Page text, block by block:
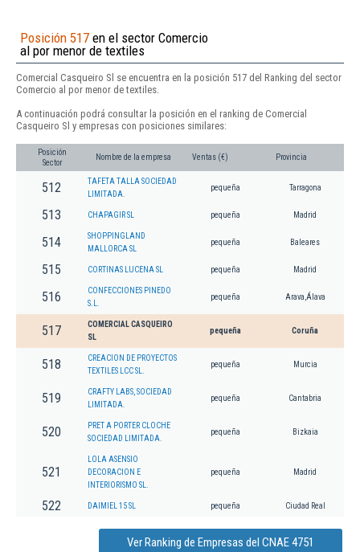
Posición 517 en el sector Comercio
al por menor de textiles
Comercial Casqueiro Sl se encuentra en la posición 517 del Ranking del sector
Comercio al por menor de textiles.
A continuación podrá consultar la posición en el ranking de Comercial
Casqueiro Sl y empresas con posiciones similares:
Posición
Sector
Nombre de la empresa Ventas (€) Provincia
512
TAFETA TALLA SOCIEDAD
LIMITADA.
pequeña Tarragona
513 CHAPAGIR SL pequeña Madrid
514
SHOPPINGLAND
MALLORCA SL
pequeña Baleares
515 CORTINAS LUCENA SL pequeña Madrid
516
CONFECCIONES PINEDO
S.L.
pequeña Arava,Álava
517
COMERCIAL CASQUEIRO
SL
pequeña Coruña
518
CREACION DE PROYECTOS
TEXTILES LCC SL.
pequeña Murcia
519
CRAFTY LABS, SOCIEDAD
LIMITADA.
pequeña Cantabria
520
PRET A PORTER CLOCHE
SOCIEDAD LIMITADA.
pequeña Bizkaia
521
LOLA ASENSIO
DECORACION E
INTERIORISMO SL.
pequeña Madrid
522 DAIMIEL 15 SL pequeña Ciudad Real
Ver Ranking de Empresas del CNAE 4751